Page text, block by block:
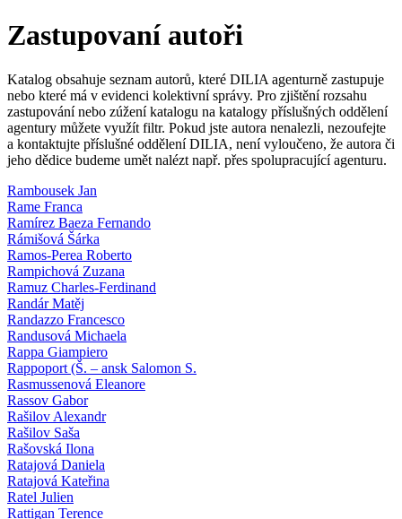
Zastupovaní autoři
Katalog obsahuje seznam autorů, které DILIA agenturně zastupuje
nebo které má v evidenci kolektivní správy. Pro zjištění rozsahu
zastupování nebo zúžení katalogu na katalogy příslušných oddělení
agentury můžete využít filtr. Pokud jste autora nenalezli, nezoufejte
a kontaktujte příslušné oddělení DILIA, není vyloučeno, že autora či
jeho dědice budeme umět nalézt např. přes spolupracující agenturu.
Rambousek Jan
Rame Franca
Ramírez Baeza Fernando
Rámišová Šárka
Ramos-Perea Roberto
Rampichová Zuzana
Ramuz Charles-Ferdinand
Randár Matěj
Randazzo Francesco
Randusová Michaela
Rappa Giampiero
Rappoport (Š. – ansk Salomon S.
Rasmussenová Eleanore
Rassov Gabor
Rašilov Alexandr
Rašilov Saša
Rašovská Ilona
Ratajová Daniela
Ratajová Kateřina
Ratel Julien
Rattigan Terence